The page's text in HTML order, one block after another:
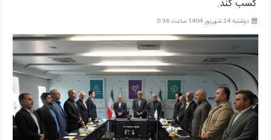
کسب کند.
دوشنبه 24 شهریور 1404 ساعت 0:36